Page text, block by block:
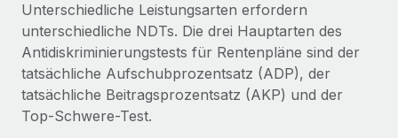
Unterschiedliche Leistungsarten erfordern
unterschiedliche NDTs. Die drei Hauptarten des
Antidiskriminierungstests für Rentenpläne sind der
tatsächliche Aufschubprozentsatz (ADP), der
tatsächliche Beitragsprozentsatz (AKP) und der
Top-Schwere-Test.